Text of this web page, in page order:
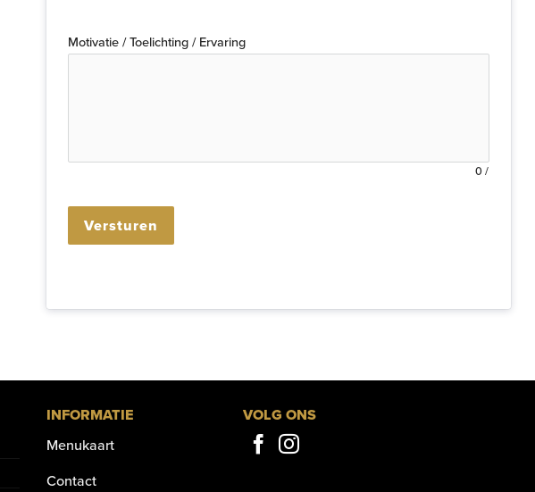
Motivatie / Toelichting / Ervaring
0/
Versturen
INFORMATIE
Menukaart
Contact
VOLG ONS